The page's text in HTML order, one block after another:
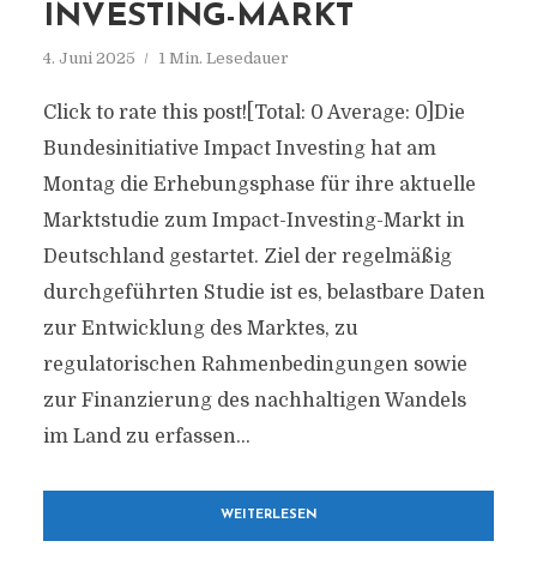
INVESTING-MARKT
4. Juni 2025 1 Min. Lesedauer
Click to rate this post![Total: 0 Average: 0]Die
Bundesinitiative Impact Investing hat am
Montag die Erhebungsphase für ihre aktuelle
Marktstudie zum Impact-Investing-Markt in
Deutschland gestartet. Ziel der regelmäßig
durchgeführten Studie ist es, belastbare Daten
zur Entwicklung des Marktes, zu
regulatorischen Rahmenbedingungen sowie
zur Finanzierung des nachhaltigen Wandels
im Land zu erfassen...
WEITERLESEN